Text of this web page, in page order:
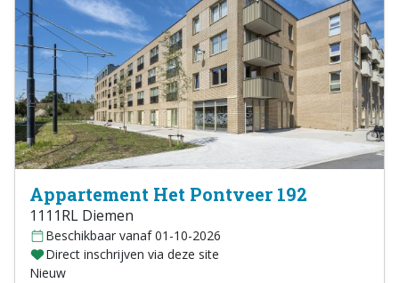
Appartement Het Pontveer 192
1111RL Diemen
Beschikbaar vanaf 01-10-2026
Direct inschrijven via deze site
Nieuw